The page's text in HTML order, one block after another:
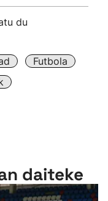
du
Futbola
daiteke